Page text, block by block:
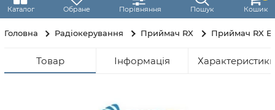
Каталог Обране Порівняння Пошук Кошик
Головна Радіокерування Приймач RX Приймач RX
Товар Інформація Характеристики